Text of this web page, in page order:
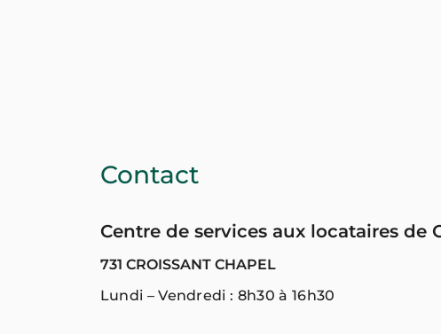
Contact
Centre de services aux locataires de
731 CROISSANT CHAPEL
Lundi – Vendredi : 8h30 à 16h30